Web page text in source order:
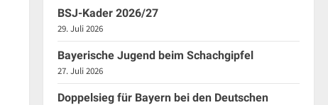
BSJ-Kader 2026/27
29. Juli 2026
Bayerische Jugend beim Schachgipfel
27. Juli 2026
Doppelsieg für Bayern bei den Deutschen